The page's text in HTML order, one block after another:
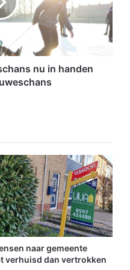
nu in handen
naar gemeente
verhuisd dan vertrokken